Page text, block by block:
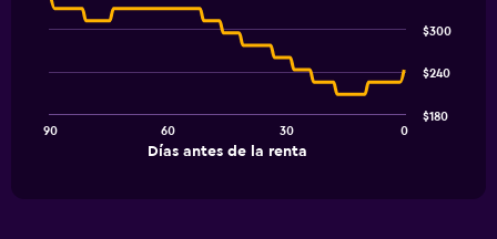
Line
chart
The
Chart
graphic.
Días antes de la renta
90 60 30 0
$180
$240
$300